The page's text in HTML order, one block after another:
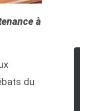
à
du